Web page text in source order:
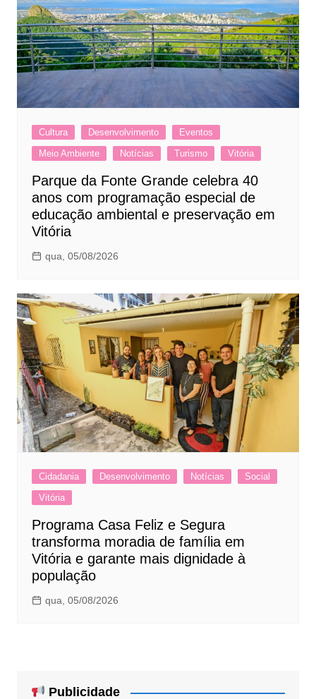
Cultura Desenvolvimento
Eventos
Meio Ambiente
Notícias Turismo Vitória
Parque da Fonte Grande celebra 40
anos com programação especial de
educação ambiental e preservação em
Vitória
qua, 05/08/2026
Cidadania Desenvolvimento Notícias
Social
Vitória
Programa Casa Feliz e Segura
transforma moradia de família em
Vitória e garante mais dignidade à
população
qua, 05/08/2026
Publicidade